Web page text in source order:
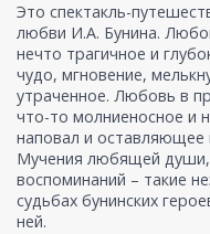
Это спектакль-
любви И.А. Бунина.
нечто трагичное и
чудо, мгновение,
утраченное. Любовь в
что-то молниеносное и
наповал и оставляющее
Мучения любящей души,
воспоминаний – такие
судьбах бунинских
ней.